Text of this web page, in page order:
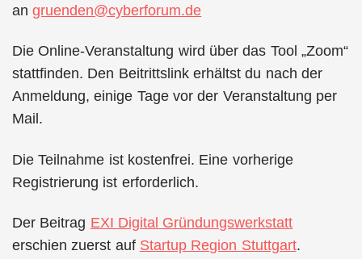
angruenden@cyberforum.de
Die Online-Veranstaltung wird über das Tool „Zoom“
stattfinden. Den Beitrittslink erhältst du nach der
Anmeldung, einige Tage vor der Veranstaltung per
Mail.
Die Teilnahme ist kostenfrei. Eine vorherige
Registrierung ist erforderlich.
Der Beitrag EXI Digital Gründungswerkstatt
erschien zuerst auf Startup Region Stuttgart.